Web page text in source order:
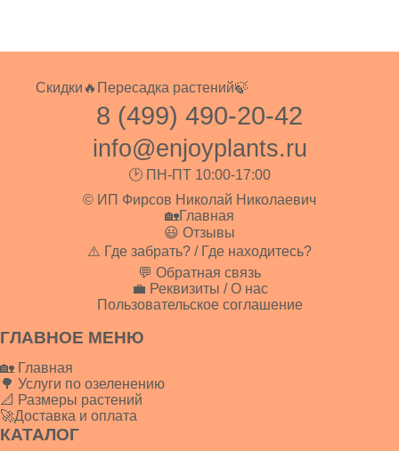
Скидки🔥 Пересадка растений🍃
8 (499) 490-20-42
info@enjoyplants.ru
🕑 ПН-ПТ 10:00-17:00
© ИП Фирсов Николай Николаевич
🏡Главная
😃 Отзывы
⚠️ Где забрать? / Где находитесь?
💬 Обратная связь
💼 Реквизиты / О нас
Пользовательское соглашение
ГЛАВНОЕ МЕНЮ
🏡 Главная
🌳 Услуги по озеленению
📐 Размеры растений
🚀Доставка и оплата
КАТАЛОГ